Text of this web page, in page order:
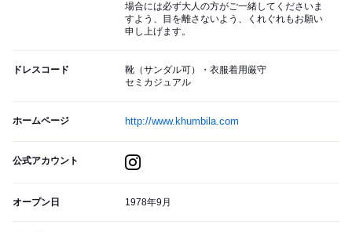
場合には必ず大人の方がご一緒してくださいま
すよう、目を離さないよう、くれぐれもお願い
申し上げます。
ドレスコード
靴（サンダル可）・衣服着用厳守
セミカジュアル
ホームページ http://www.khumbila.com
公式アカウント
オープン日 1978年9月